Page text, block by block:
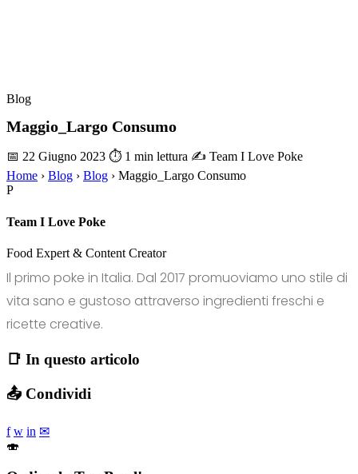
Blog
Maggio_Largo Consumo
📅 22 Giugno 2023 ⏱ 1 min lettura ✍️ Team I Love Poke
Home › Blog › Blog › Maggio_Largo Consumo
P
Team I Love Poke
Food Expert & Content Creator
Il primo poke in Italia. Dal 2017 promuoviamo uno stile di
vita sano e gustoso attraverso ingredienti freschi e
ricette creative.
📑 In questo articolo
📤 Condividi
f w in ✉
🍣